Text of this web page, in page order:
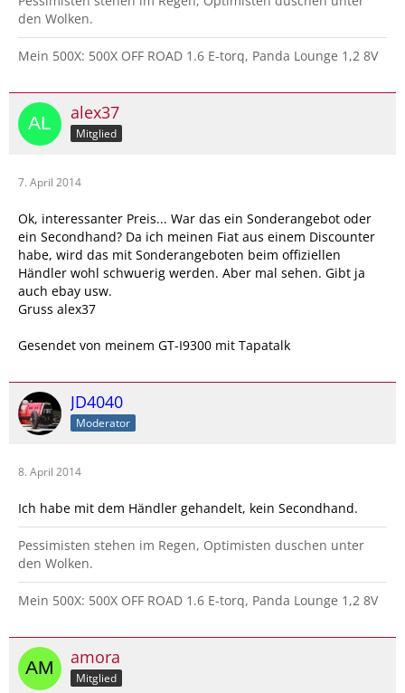
den Wolken.
Mein 500X: 500X OFF ROAD 1.6 E-torq, Panda Lounge 1,2 8V
alex37
Mitglied
7. April 2014
Ok, interessanter Preis... War das ein Sonderangebot oder
ein Secondhand? Da ich meinen Fiat aus einem Discounter
habe, wird das mit Sonderangeboten beim offiziellen
Händler wohl schwuerig werden. Aber mal sehen. Gibt ja
auch ebay usw.
Gruss alex37
Gesendet von meinem GT-I9300 mit Tapatalk
JD4040
Moderator
8. April 2014
Ich habe mit dem Händler gehandelt, kein Secondhand.
Pessimisten stehen im Regen, Optimisten duschen unter
den Wolken.
Mein 500X: 500X OFF ROAD 1.6 E-torq, Panda Lounge 1,2 8V
amora
Mitglied